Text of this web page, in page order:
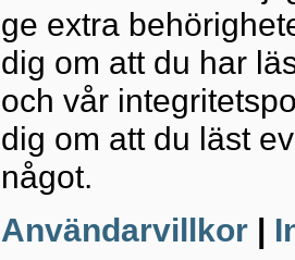
ge extra
dig om att du har
och vår
dig om att du läst
något.
Användarvillkor |